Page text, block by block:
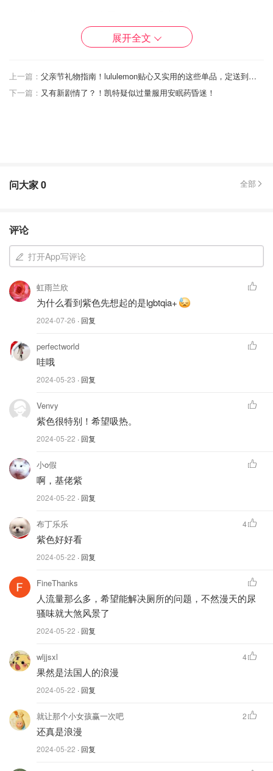
请了“短跑传奇”卡尔·刘易斯测试验收赛道，届时来自世界各
地的运动员们将在这片“薰衣草”运动场中参加田径类项目，
关于法兰西体育场
计，为1998年在法国举行的足球世界杯而建立的。
图片来自于Paris 2024 ，版权属于原作者
在世界杯结束后，这个法国最大的体育场举办过各类体育赛
事，包括2003年世界田径锦标赛、2007年橄榄球世界杯和
2016年欧洲杯以及2023年橄榄球世界杯。除了法国足球和
橄榄球队的比赛之外，多位法国和世界巨星都曾在这里举办
为什么是紫色？
田径和残奥会项目负责人Alain Blondel称这次改变主要是出
于以下几个原因：
巴黎奥组委和残奥委都希望拥有一种原创颜色给人留下
深刻的印象，而紫色容易就会让人联想到每年六月到八
尾花也是紫色！另外在奥运会视觉设计中其实也有紫色
元素，这也算是一种呼应。
国际田联和OBS转播商协商的结果，因为相比之前的
红色，在电视上紫色可以与灰色的观众座位有更佳的对
比度来突出运动员，对眼睛和画面呈现度都更加友好。
新版紫色跑道由天然橡胶、合成橡胶、矿物化合物、颜
其它比赛场地
本次奥运会其实有很多特别的比赛场地，从申办阶段开始，
展开全文
上一篇：
父亲节礼物指南！lululemon贴心又实用的这些单品，定送到爸爸心坎🎁
下一篇： 又有新剧情了？！凯特疑似过量服用安眠药昏迷！
问大家0 全部
评论
打开App写评论
虹雨兰欣
为什么看到紫色先想起的是lgbtqia+
2024-07-26 · 回复
perfectworld
哇哦
2024-05-23 · 回复
Venvy
紫色很特别！希望吸热。
2024-05-22 · 回复
小o假
啊，基佬紫
2024-05-22 · 回复
布丁乐乐
紫色好好看
2024-05-22 · 回复
4
FineThanks
人流量那么多，希望能解决厕所的问题，不然漫天的尿
骚味就大煞风景了
2024-05-22 · 回复
wljjsxl
果然是法国人的浪漫
2024-05-22 · 回复
4
就让那个小女孩赢一次吧
还真是浪漫
2024-05-22 · 回复
2